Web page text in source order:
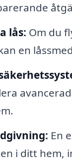
lås: Om du
en
En
i ditt hem,